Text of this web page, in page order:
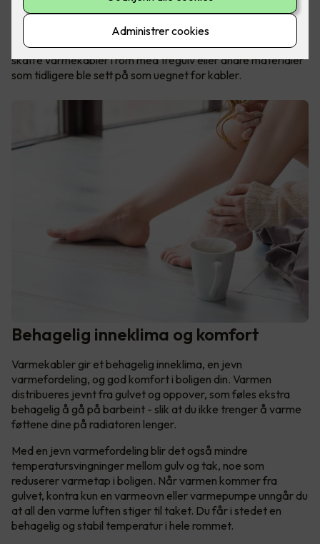
Nexans MILLICABLE™ og MILLICLICK™ er et moderne
gulvvarme-system som kan installeres direkte under
parkett- eller laminatgulv. Dette gjør det endelig enkelt å
skaffe varmekabler i rom med tregulv eller andre materialer
som tidligere ble sett på som uegnet for kabler.
Behagelig inneklima og komfort
Varmekabler gir et behagelig inneklima, en jevn
varmefordeling, og god komfort i boligen din. Varmen
distribueres jevnt fra gulvet og oppover, som føles ekstra
behagelig å gå på barbeint - slik at du ikke trenger å varme
føttene dine på radiatoren lenger.
Med en jevn varmefordeling blir det også mindre
temperatursvingninger mellom gulv og tak, noe som
reduserer varmetap i boligen. Når varmen kommer fra
gulvet, kontra kun en varmeovn eller varmepumpe unngår du
at all den varme luften stiger til taket. Du får i stedet en
behagelig og stabil temperatur i hele rommet.